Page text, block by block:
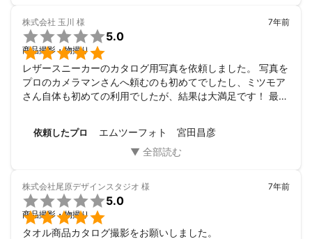
株式会社 玉川 様


5.0
商品撮影・物撮り
7年前
レザースニーカーのカタログ用写真を依頼しました。 写真を
プロのカメラマンさんへ頼むのも初めてでしたし、ミツモア
さん自体も初めての利用でしたが、結果は大満足です！ 最初
を上手く汲み取ってくれた事に感謝したいです。 また依頼さ
せていただきたく思います。
依頼したプロ エムツーフォト 宮田昌彦
株式会社尾原デザインスタジオ 様


5.0
商品撮影・物撮り
7年前
タオル商品カタログ撮影をお願いしました。